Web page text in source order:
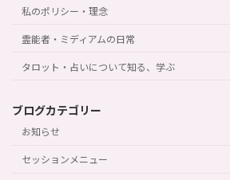
私のポリシー・理念
霊能者・ミディアムの日常
タロット・占いについて知る、学ぶ
ブログカテゴリー
お知らせ
セッションメニュー